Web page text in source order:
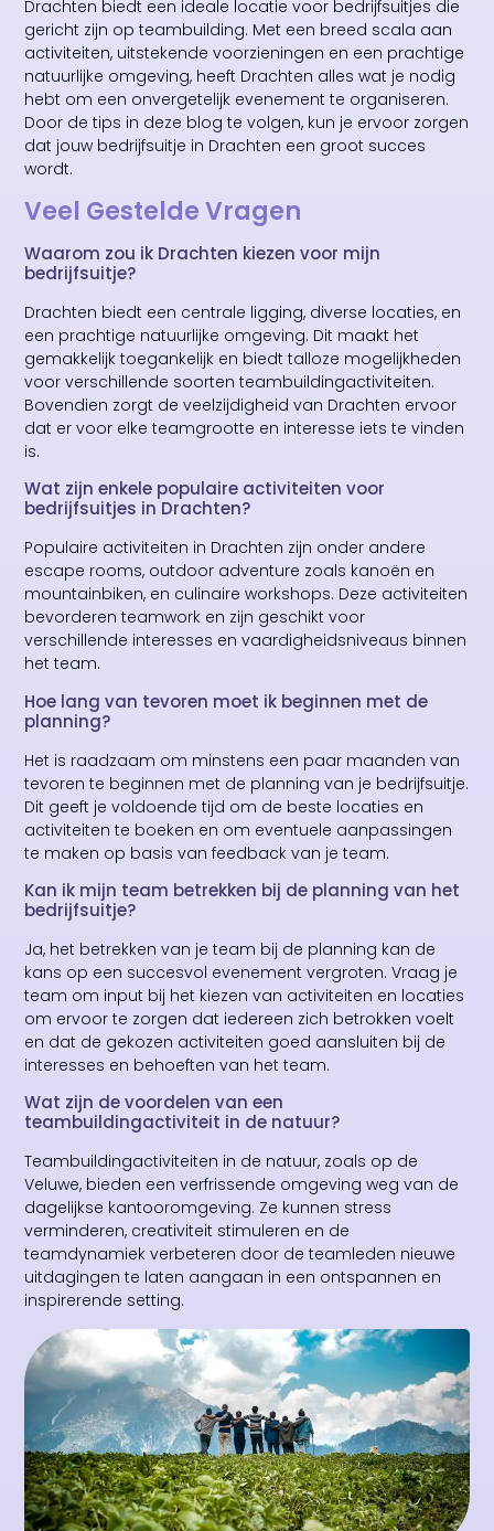
Drachten biedt een ideale locatie voor bedrijfsuitjes die
gericht zijn op teambuilding. Met een breed scala aan
activiteiten, uitstekende voorzieningen en een prachtige
natuurlijke omgeving, heeft Drachten alles wat je nodig
hebt om een onvergetelijk evenement te organiseren.
Door de tips in deze blog te volgen, kun je ervoor zorgen
dat jouw bedrijfsuitje in Drachten een groot succes
wordt.
Veel Gestelde Vragen
Waarom zou ik Drachten kiezen voor mijn
bedrijfsuitje?
Drachten biedt een centrale ligging, diverse locaties, en
een prachtige natuurlijke omgeving. Dit maakt het
gemakkelijk toegankelijk en biedt talloze mogelijkheden
voor verschillende soorten teambuildingactiviteiten.
Bovendien zorgt de veelzijdigheid van Drachten ervoor
dat er voor elke teamgrootte en interesse iets te vinden
is.
Wat zijn enkele populaire activiteiten voor
bedrijfsuitjes in Drachten?
Populaire activiteiten in Drachten zijn onder andere
escape rooms, outdoor adventure zoals kanoën en
mountainbiken, en culinaire workshops. Deze activiteiten
bevorderen teamwork en zijn geschikt voor
verschillende interesses en vaardigheidsniveaus binnen
het team.
Hoe lang van tevoren moet ik beginnen met de
planning?
Het is raadzaam om minstens een paar maanden van
tevoren te beginnen met de planning van je bedrijfsuitje.
Dit geeft je voldoende tijd om de beste locaties en
activiteiten te boeken en om eventuele aanpassingen
te maken op basis van feedback van je team.
Kan ik mijn team betrekken bij de planning van het
bedrijfsuitje?
Ja, het betrekken van je team bij de planning kan de
kans op een succesvol evenement vergroten. Vraag je
team om input bij het kiezen van activiteiten en locaties
om ervoor te zorgen dat iedereen zich betrokken voelt
en dat de gekozen activiteiten goed aansluiten bij de
interesses en behoeften van het team.
Wat zijn de voordelen van een
teambuildingactiviteit in de natuur?
Teambuildingactiviteiten in de natuur, zoals op de
Veluwe, bieden een verfrissende omgeving weg van de
dagelijkse kantooromgeving. Ze kunnen stress
verminderen, creativiteit stimuleren en de
teamdynamiek verbeteren door de teamleden nieuwe
uitdagingen te laten aangaan in een ontspannen en
inspirerende setting.